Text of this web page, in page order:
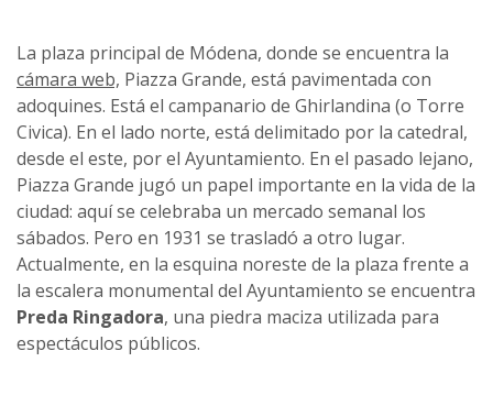
La plaza principal de Módena, donde se encuentra la
cámara web, Piazza Grande, está pavimentada con
adoquines. Está el campanario de Ghirlandina (o Torre
Civica). En el lado norte, está delimitado por la catedral,
desde el este, por el Ayuntamiento. En el pasado lejano,
Piazza Grande jugó un papel importante en la vida de la
ciudad: aquí se celebraba un mercado semanal los
sábados. Pero en 1931 se trasladó a otro lugar.
Actualmente, en la esquina noreste de la plaza frente a
la escalera monumental del Ayuntamiento se encuentra
Preda Ringadora, una piedra maciza utilizada para
espectáculos públicos.